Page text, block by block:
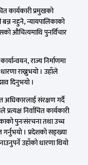
कार्यकारी प्रमुखको
बन्न नहुने, न्यायपालिकाको
औचित्यमाथि पुनर्विचार
राज्य निर्माणमा
राख्नुभयो । उहाँले
दिनुभयो ।
अधिकारलाई संरक्षण गर्दै
निर्वाचित कार्यकारी
पुनःसंरचना तथा उच्च
। प्रदेशको सङ्ख्या
उहाँको धारणा थियो